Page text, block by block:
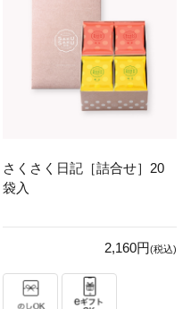
さくさく日記［詰合せ］20
袋入
2,160円(税込)